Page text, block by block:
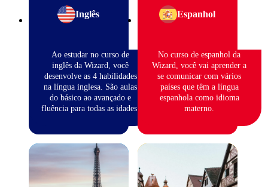
Inglês
Ao estudar no curso de
inglês da Wizard, você
desenvolve as 4 habilidades
na língua inglesa. São aulas
do básico ao avançado e
fluência para todas as idades.
Espanhol
No curso de espanhol da
Wizard, você vai aprender a
se comunicar com vários
países que têm a língua
espanhola como idioma
materno.